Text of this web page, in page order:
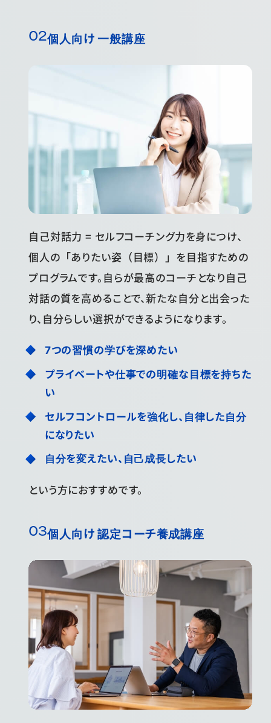
個人向け 一般講座
自己対話力 = セルフコーチング力を身につけ、
個人の「ありたい姿（目標）」を目指すための
プログラムです。自らが最高のコーチとなり自己
対話の質を高めることで、新たな自分と出会った
り、自分らしい選択ができるようになります。
7つの習慣の学びを深めたい
プライベートや仕事での明確な目標を持ちた
い
セルフコントロールを強化し、自律した自分
になりたい
自分を変えたい、自己成長したい
という方におすすめです。
個人向け 認定コーチ養成講座